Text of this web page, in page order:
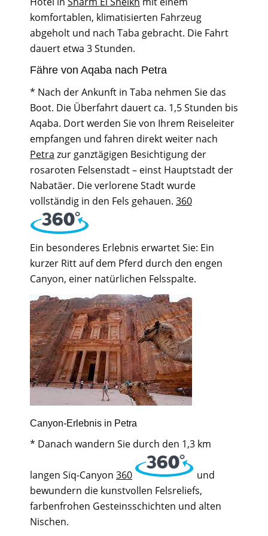
komfortablen, klimatisierten Fahrzeug
abgeholt und nach Taba gebracht. Die Fahrt
dauert etwa 3 Stunden.
Fähre von Aqaba nach Petra
* Nach der Ankunft in Taba nehmen Sie das
Boot. Die Überfahrt dauert ca. 1,5 Stunden bis
Aqaba. Dort werden Sie von Ihrem Reiseleiter
empfangen und fahren direkt weiter nach
Petra zur ganztägigen Besichtigung der
rosaroten Felsenstadt – einst Hauptstadt der
Nabatäer. Die verlorene Stadt wurde
vollständig in den Fels gehauen. 360
Ein besonderes Erlebnis erwartet Sie: Ein
kurzer Ritt auf dem Pferd durch den engen
Canyon, einer natürlichen Felsspalte.
Canyon-Erlebnis in Petra
* Danach wandern Sie durch den 1,3 km
langen Siq-Canyon 360
und
bewundern die kunstvollen Felsreliefs,
farbenfrohen Gesteinsschichten und alten
Nischen.